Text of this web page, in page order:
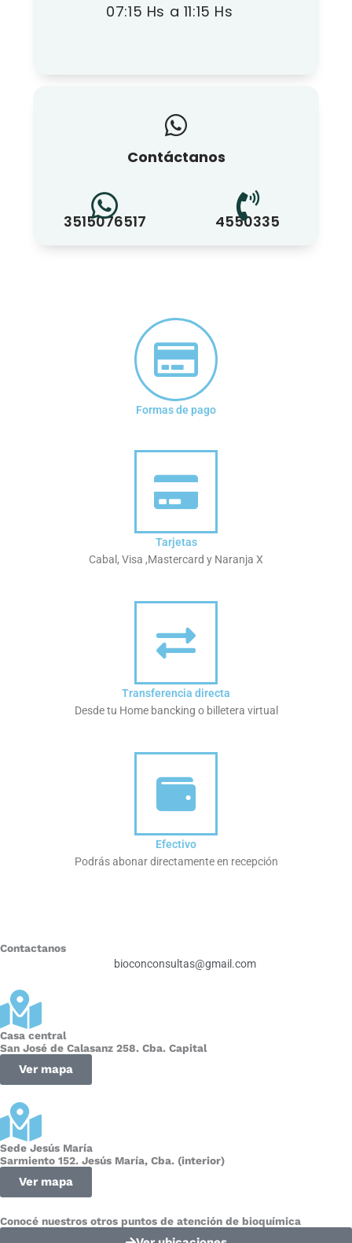
07:15 Hs a 11:15 Hs
Contáctanos
3515076517 4550335
Formas de pago
Tarjetas
Cabal, Visa ,Mastercard y Naranja X
Transferencia directa
Desde tu Home bancking o billetera virtual
Efectivo
Podrás abonar directamente en recepción
Contactanos
bioconconsultas@gmail.com
Casa central
San José de Calasanz 258. Cba. Capital
Ver mapa
Sede Jesús María
Sarmiento 152. Jesús María, Cba. (interior)
Ver mapa
Conocé nuestros otros puntos de atención de bioquímica